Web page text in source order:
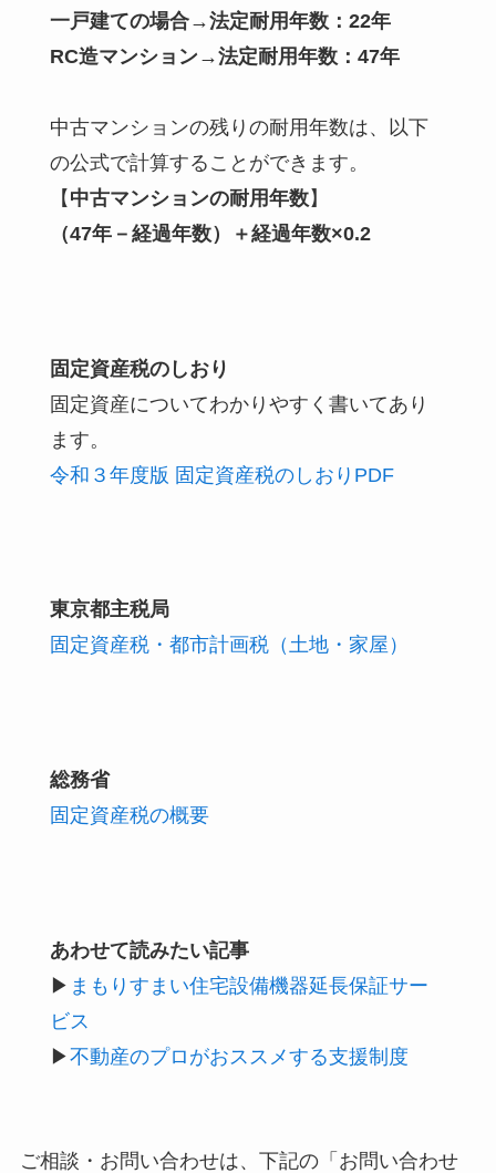
一戸建ての場合→法定耐用年数： 22年
RC造マンション→法定耐用年数：47年
中古マンションの残りの耐用年数は、以下
の公式で計算することができます。
【 中古マンションの耐用年数】
（47年－経過年数）＋経過年数×0.2
固定資産税のしおり
固定資産についてわかりやすく書いてあり
ます。
令和３年度版 固定資産税のしおりPDF
東京都主税局
固定資産税・都市計画税（土地・家屋）
総務省
固定資産税の概要
あわせて読みたい記事
▶︎ まもりすまい住宅設備機器延長保証サー
ビス
▶︎不動産のプロがおススメする支援制度
ご相談・お問い合わせは、下記の「お問い合わせ